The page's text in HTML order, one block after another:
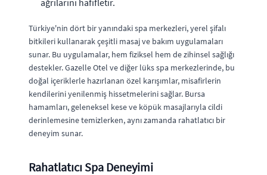
Türkiye'nin dört bir yanındaki spa merkezleri, yerel şifalı
bitkileri kullanarak çeşitli masaj ve bakım uygulamaları
sunar. Bu uygulamalar, hem fiziksel hem de zihinsel sağlığı
destekler. Gazelle Otel ve diğer lüks spa merkezlerinde, bu
doğal içeriklerle hazırlanan özel karışımlar, misafirlerin
kendilerini yenilenmiş hissetmelerini sağlar. Bursa
hamamları, geleneksel kese ve köpük masajlarıyla cildi
derinlemesine temizlerken, aynı zamanda rahatlatıcı bir
deneyim sunar.
Rahatlatıcı Spa Deneyimi